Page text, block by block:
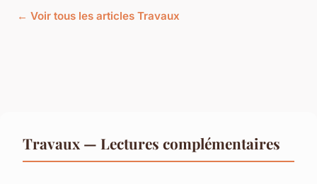
← Voir tous les articles Travaux
Travaux — Lectures complémentaires